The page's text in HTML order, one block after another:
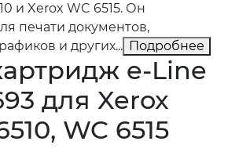
и Xerox WC 6515. Он
печати документов,
и других... Подробнее
e-Line
для Xerox
WC 6515